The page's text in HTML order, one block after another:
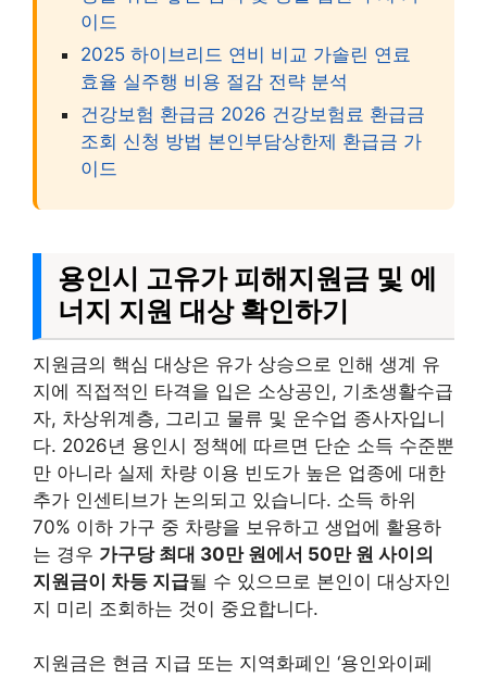
이드
2025 하이브리드 연비 비교 가솔린 연료
효율 실주행 비용 절감 전략 분석
건강보험 환급금 2026 건강보험료 환급금
조회 신청 방법 본인부담상한제 환급금 가
이드
용인시 고유가 피해지원금 및 에
너지 지원 대상 확인하기
지원금의 핵심 대상은 유가 상승으로 인해 생계 유
지에 직접적인 타격을 입은 소상공인, 기초생활수급
자, 차상위계층, 그리고 물류 및 운수업 종사자입니
다. 2026년 용인시 정책에 따르면 단순 소득 수준뿐
만 아니라 실제 차량 이용 빈도가 높은 업종에 대한
추가 인센티브가 논의되고 있습니다. 소득 하위
70% 이하 가구 중 차량을 보유하고 생업에 활용하
는 경우 가구당 최대 30만 원에서 50만 원 사이의
지원금이 차등 지급될 수 있으므로 본인이 대상자인
지 미리 조회하는 것이 중요합니다.
지원금은 현금 지급 또는 지역화폐인 ‘용인와이페